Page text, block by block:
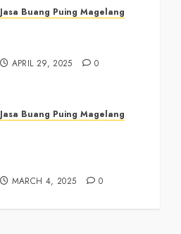
Jasa Buang Puing Magelang
APRIL 29, 2025 0
Jasa Buang Puing Magelang
MARCH 4, 2025 0